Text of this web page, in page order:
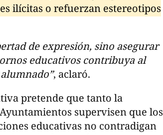
ilícitas o refuerzan estereotipos
de expresión, sino asegurar
educativos contribuya al
, aclaró.
pretende que tanto la
supervisen que los
educativas no contradigan